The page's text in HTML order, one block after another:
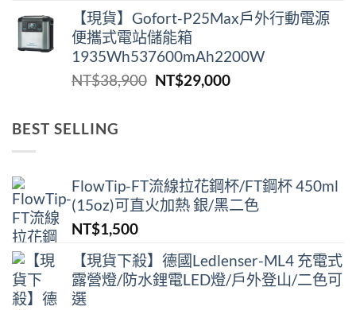
價
格：
NT$8,900。
價
NT$3,900。
【現貨】Gofort-P25Max戶外行動電源
便攜式電站儲能箱
1935Wh537600mAh2200W
NT$38,900 原
NT$29,000目
BEST SELLING
FlowTip-FT流線拉花鋼杯/FT鋼杯 450ml
(15oz)可直火加熱 銀/黑二色
NT$1,500
【現貨下殺】德國Ledlenser-ML4 充電式
露營燈/防水鋰電LED燈/戶外登山/二色可
選